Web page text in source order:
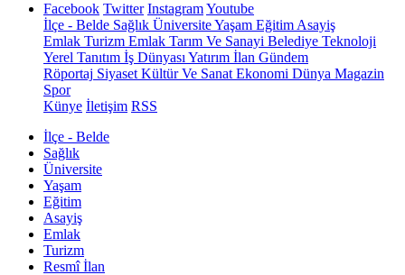
Facebook Twitter InstagramYoutube
İlçe - Belde Sağlık ÜniversiteYaşam Eğitim Asayiş
Emlak Turizm Emlak Tarım Ve Sanayi Belediye Teknoloji
Yerel Tanıtım İş Dünyası Yatırım İlan Gündem
Röportaj Siyaset Kültür Ve Sanat Ekonomi Dünya Magazin
Spor
Künye İletişim RSS
İlçe - Belde
Sağlık
Üniversite
Yaşam
Eğitim
Asayiş
Emlak
Turizm
Resmî İlan